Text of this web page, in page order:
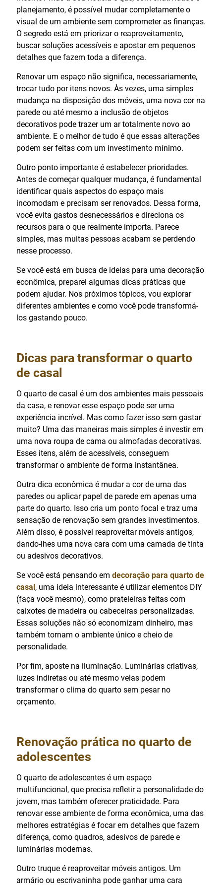
planejamento, é possível mudar completamente o
visual de um ambiente sem comprometer as finanças.
O segredo está em priorizar o reaproveitamento,
buscar soluções acessíveis e apostar em pequenos
detalhes que fazem toda a diferença.
Renovar um espaço não significa, necessariamente,
trocar tudo por itens novos. Às vezes, uma simples
mudança na disposição dos móveis, uma nova cor na
parede ou até mesmo a inclusão de objetos
decorativos pode trazer um ar totalmente novo ao
ambiente. E o melhor de tudo é que essas alterações
podem ser feitas com um investimento mínimo.
Outro ponto importante é estabelecer prioridades.
Antes de começar qualquer mudança, é fundamental
identificar quais aspectos do espaço mais
incomodam e precisam ser renovados. Dessa forma,
você evita gastos desnecessários e direciona os
recursos para o que realmente importa. Parece
simples, mas muitas pessoas acabam se perdendo
nesse processo.
Se você está em busca de ideias para uma decoração
econômica, preparei algumas dicas práticas que
podem ajudar. Nos próximos tópicos, vou explorar
diferentes ambientes e como você pode transformá-
los gastando pouco.
Dicas para transformar o quarto
de casal
O quarto de casal é um dos ambientes mais pessoais
da casa, e renovar esse espaço pode ser uma
experiência incrível. Mas como fazer isso sem gastar
muito? Uma das maneiras mais simples é investir em
uma nova roupa de cama ou almofadas decorativas.
Esses itens, além de acessíveis, conseguem
transformar o ambiente de forma instantânea.
Outra dica econômica é mudar a cor de uma das
paredes ou aplicar papel de parede em apenas uma
parte do quarto. Isso cria um ponto focal e traz uma
sensação de renovação sem grandes investimentos.
Além disso, é possível reaproveitar móveis antigos,
dando-lhes uma nova cara com uma camada de tinta
ou adesivos decorativos.
Se você está pensando em decoração para quarto de
casal, uma ideia interessante é utilizar elementos DIY
(faça você mesmo), como prateleiras feitas com
caixotes de madeira ou cabeceiras personalizadas.
Essas soluções não só economizam dinheiro, mas
também tornam o ambiente único e cheio de
personalidade.
Por fim, aposte na iluminação. Luminárias criativas,
luzes indiretas ou até mesmo velas podem
transformar o clima do quarto sem pesar no
orçamento.
Renovação prática no quarto de
adolescentes
O quarto de adolescentes é um espaço
multifuncional, que precisa refletir a personalidade do
jovem, mas também oferecer praticidade. Para
renovar esse ambiente de forma econômica, uma das
melhores estratégias é focar em detalhes que fazem
diferença, como quadros, adesivos de parede e
luminárias modernas.
Outro truque é reaproveitar móveis antigos. Um
armário ou escrivaninha pode ganhar uma cara